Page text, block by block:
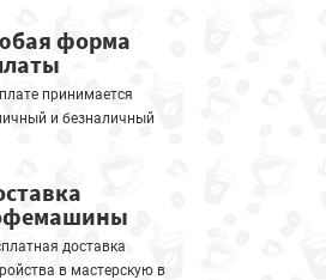
форма
принимается
и безналичный
доставка
в мастерскую в